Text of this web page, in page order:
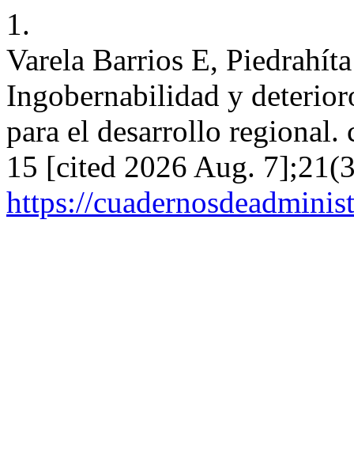
1.
Varela Barrios E,
Ingobernabilidad y
para el desarrollo regional.
15 [cited 2026 Aug.
https://